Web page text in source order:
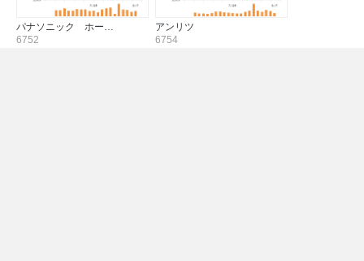
パナソニック ホー…
6752
アンリツ
6754